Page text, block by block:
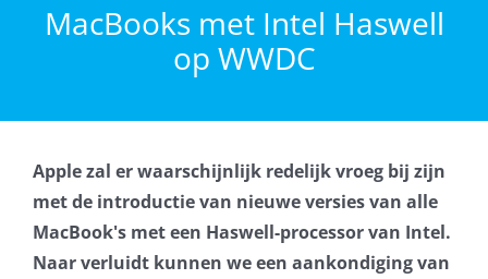
Cloud Computing
VOIP
MacBooks met Intel Haswell
op WWDC
Apple zal er waarschijnlijk redelijk vroeg bij zijn
met de introductie van nieuwe versies van alle
MacBook's met een Haswell-processor van Intel.
Naar verluidt kunnen we een aankondiging van